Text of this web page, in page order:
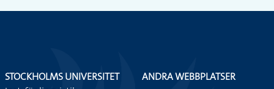
STOCKHOLMS UNIVERSITET
ANDRA WEBBPLATSER